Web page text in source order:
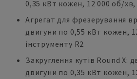
0,35 кВт кожен, 12 000 об/
Агрегат для фрезерування
двигуни по 0,55 кВт кожен,
інструменту R2
Закруглення кутів Round X:
двигуни по 0,35 кВт кожен,